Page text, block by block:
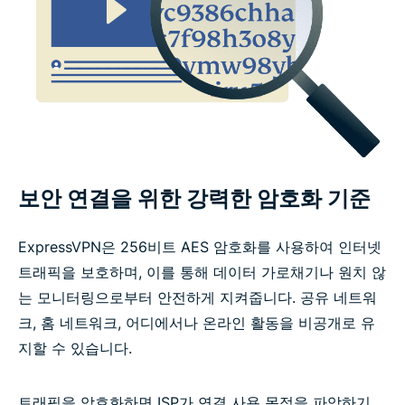
VPN 기능 관련 자주 묻는 질문
보안 연결을 위한 강력한 암호화 기준
ExpressVPN은 256비트 AES 암호화를 사용하여 인터넷
트래픽을 보호하며, 이를 통해 데이터 가로채기나 원치 않
는 모니터링으로부터 안전하게 지켜줍니다. 공유 네트워
크, 홈 네트워크, 어디에서나 온라인 활동을 비공개로 유
지할 수 있습니다.